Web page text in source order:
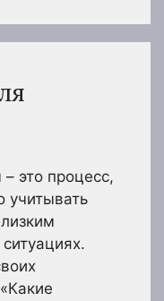
это процесс,
учитывать